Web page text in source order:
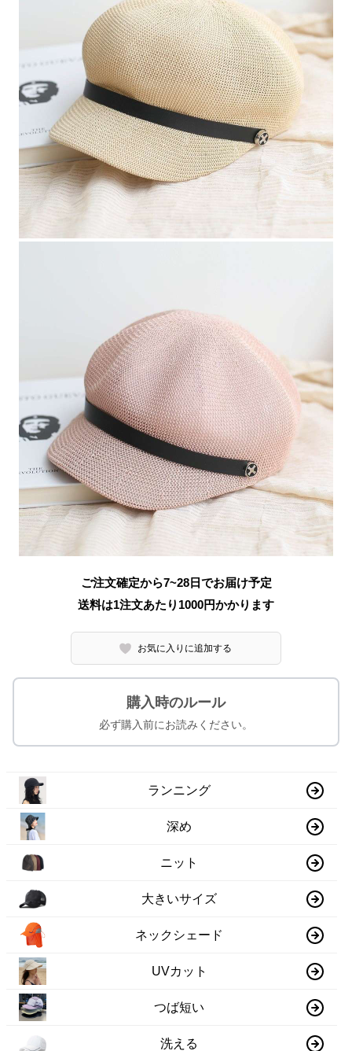
ご注文確定から7~28日でお届け予定
送料は1注文あたり 1000円かかります
お気に入りに追加する
購入時のルール
必ず購入前にお読みください。
ランニング
深め
ニット
大きいサイズ
ネックシェード
UVカット
つば短い
洗える